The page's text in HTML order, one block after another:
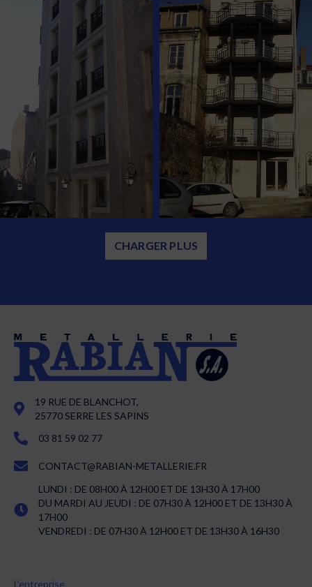
CHARGER PLUS
19 RUE DE BLANCHOT,
25770 SERRE LES SAPINS
03 81 59 02 77
CONTACT@RABIAN-METALLERIE.FR
LUNDI : DE 08H00 À 12H00 ET DE 13H30 À 17H00
DU MARDI AU JEUDI : DE 07H30 À 12H00 ET DE 13H30 À
17H00
VENDREDI : DE 07H30 À 12H00 ET DE 13H30 À 16H30
L’entreprise